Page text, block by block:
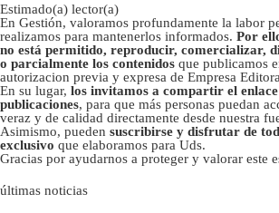
Estimado(a) lector(a)
En Gestión, valoramos profundamente la labor
realizamos para mantenerlos informados. Por
no está permitido, reproducir, comercializar,
o parcialmente los contenidos que publicamos
autorizacion previa y expresa de Empresa
En su lugar, los invitamos a compartir el
publicaciones, para que más personas puedan
veraz y de calidad directamente desde nuestra
Asimismo, pueden suscribirse y disfrutar de
exclusivo que elaboramos para Uds.
Gracias por ayudarnos a proteger y valorar este
últimas noticias